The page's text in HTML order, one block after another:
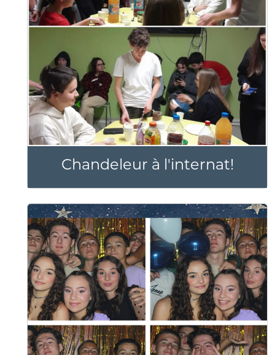
Chandeleur à l'internat!